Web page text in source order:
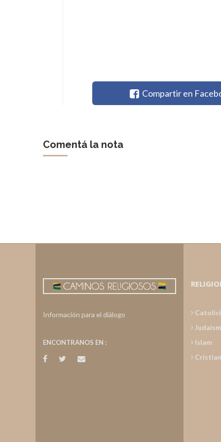
Compartir en
Comentá la nota
Información para el diálogo
ENCONTRANOS EN :
Islam